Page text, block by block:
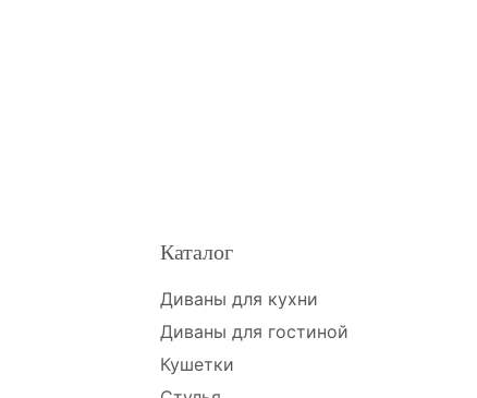
Каталог
Диваны для кухни
Диваны для гостиной
Кушетки